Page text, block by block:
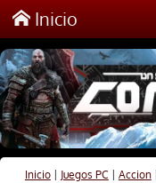
Inicio
Inicio| Juegos PC Accion|